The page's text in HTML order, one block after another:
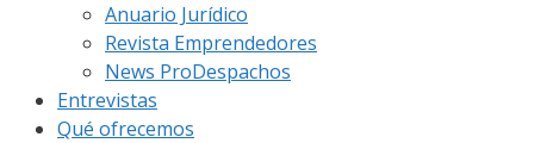
Anuario Jurídico
Revista Emprendedores
News ProDespachos
Entrevistas
Qué ofrecemos